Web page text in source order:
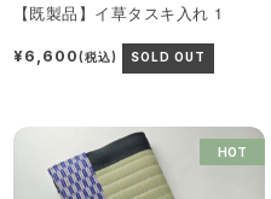
【既製品】イ草タスキ入れ 1
¥6,600(税込) SOLD OUT
HOT